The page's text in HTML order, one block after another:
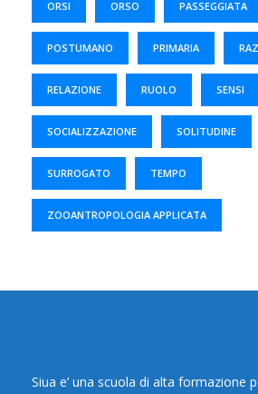
ORSI ORSO PASSEGGIATA
POSTUMANO PRIMARIA
RELAZIONE RUOLO SENSI
SOCIALIZZAZIONE SOLITUDINE
SURROGATO TEMPO
ZOOANTROPOLOGIA APPLICATA
Siua e’ una scuola di alta formazione